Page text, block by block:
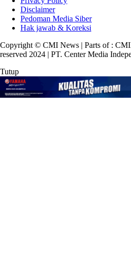
Disclaimer
Pedoman Media Siber
Hak jawab & Koreksi
Copyright © CMI News | Parts of :
reserved 2024 | PT. Center Media
Tutup